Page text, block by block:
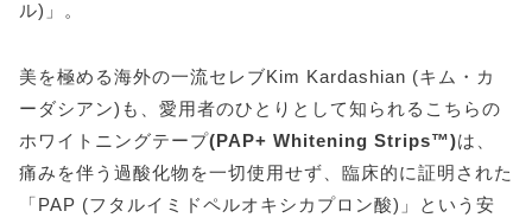
ル)」。
美を極める海外の一流セレブKim Kardashian (キム・カ
ーダシアン)も、愛用者のひとりとして知られるこちらの
ホワイトニングテープ(PAP+ Whitening Strips™)は、
痛みを伴う過酸化物を一切使用せず、臨床的に証明された
「PAP (フタルイミドペルオキシカプロン酸)」という安